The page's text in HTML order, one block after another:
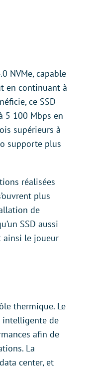
NVMe, capable
en continuant à
ce SSD
5 100 Mbps en
supérieurs à
supporte plus
réalisées
plus
de
SSD aussi
ainsi le joueur
thermique. Le
intelligente de
afin de
La
center, et